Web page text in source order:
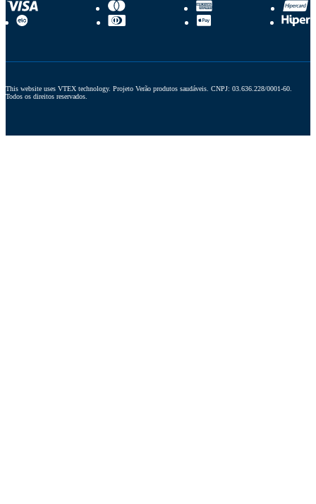
This website uses VTEX technology. Projeto Verão produtos saudáveis. CNPJ: 03.636.228/0001-60.
Todos os direitos reservados.